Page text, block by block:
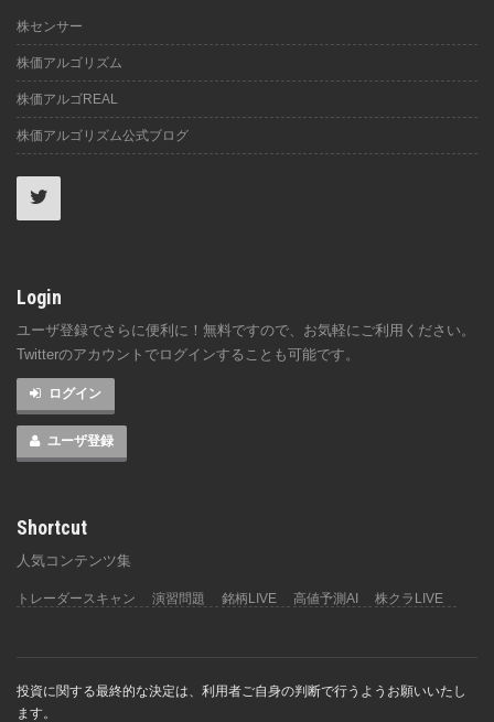
株センサー
株価アルゴリズム
株価アルゴREAL
株価アルゴリズム公式ブログ
Login
ユーザ登録でさらに便利に！無料ですので、お気軽にご利用ください。
Twitterのアカウントでログインすることも可能です。
ログイン
ユーザ登録
Shortcut
人気コンテンツ集
トレーダースキャン 演習問題 銘柄LIVE 高値予測AI 株クラLIVE
投資に関する最終的な決定は、利用者ご自身の判断で行うようお願いいたし
ます。